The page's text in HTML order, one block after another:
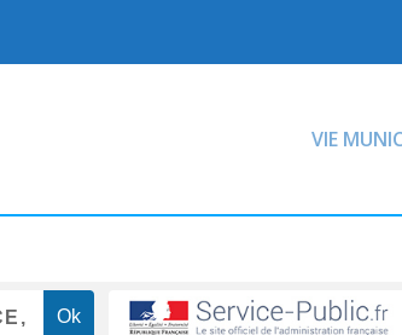
VIE